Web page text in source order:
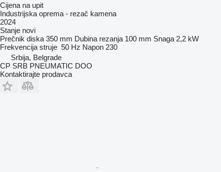
Cijena na upit
Industrijska oprema - rezač kamena
2024
Stanje novi
Prečnik diska 350 mm Dubina rezanja 100 mm Snaga 2,2 kW
Frekvencija struje 50 Hz Napon 230
Srbija, Belgrade
CP SRB PNEUMATIC DOO
Kontaktirajte prodavca